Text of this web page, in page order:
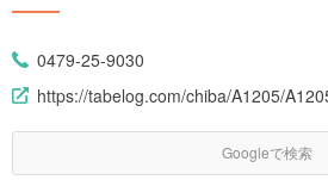
0479-25-9030
https://tabelog.com/chiba/A1205/
Googleで検索